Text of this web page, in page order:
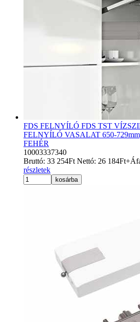
FDS FELNYÍLÓ FDS TST
FELNYÍLÓ VASALAT 650-
FEHÉR
10003337340
Bruttó: 33 254Ft Nettó: 26 184Ft
részletek
kosárba